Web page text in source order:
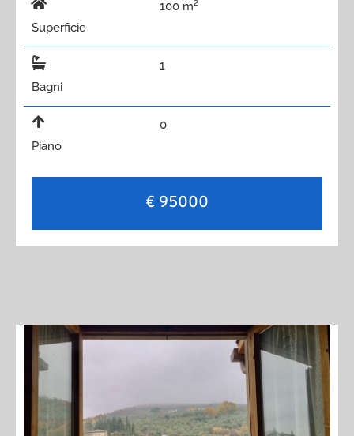
Superficie
100 m²
Bagni
1
Piano
0
€ 95000